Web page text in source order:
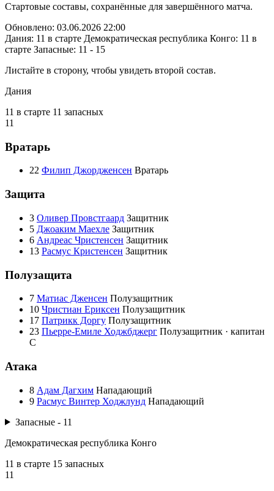
Стартовые составы, сохранённые для завершённого матча.
Обновлено: 03.06.2026 22:00
Дания: 11 в старте Демократическая республика Конго: 11 в
старте Запасные: 11 - 15
Листайте в сторону, чтобы увидеть второй состав.
Дания
11 в старте 11 запасных
11
Вратарь
22 Филип Джордженсен Вратарь
Защита
3 Оливер Провстгаард Защитник
5 Джоаким Маехле Защитник
6 Андреас Чристенсен Защитник
13 Расмус Кристенсен Защитник
Полузащита
7 Матиас Дженсен Полузащитник
10 Чристиан Ериксен Полузащитник
17 Патрикк Доргу Полузащитник
23 Пьерре-Емиле Ходжбджерг Полузащитник · капитан
C
Атака
8 Адам Дагхим Нападающий
9 Расмус Винтер Ходжлунд Нападающий
Запасные - 11
Демократическая республика Конго
11 в старте 15 запасных
11